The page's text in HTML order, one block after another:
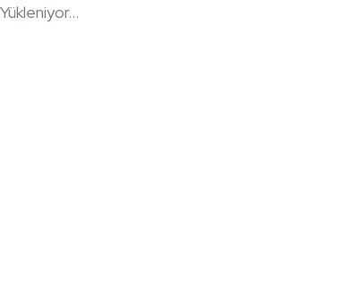
Yükleniyor...